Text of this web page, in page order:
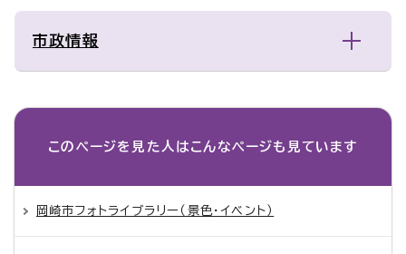
市政情報
このページを見た人は こんなページも見ています
岡崎市フォトライブラリー（景色・イベント）